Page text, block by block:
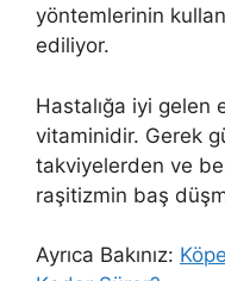
yöntemlerinin
ediliyor.
Hastalığa iyi gelen
vitaminidir. Gerek
takviyelerden ve
raşitizmin baş
Ayrıca Bakınız: